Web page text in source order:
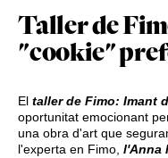
Taller de
"cookie"
El taller de Fimo: Imant
oportunitat emocionant
una obra d'art que
l'experta en Fimo, l'Anna